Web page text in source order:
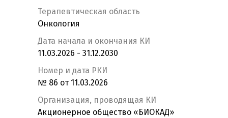
Терапевтическая область
Онкология
Дата начала и окончания КИ
11.03.2026 - 31.12.2030
Номер и дата РКИ
№ 86 от 11.03.2026
Организация, проводящая КИ
Акционерное общество «БИОКАД»